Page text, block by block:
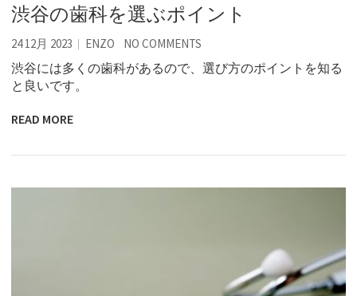
渋谷の歯科を選ぶポイント
24 12月 2023 ENZO NO COMMENTS
渋谷には多くの歯科があるので、選び方のポイントを知る
と良いです。
READ MORE